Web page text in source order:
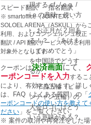
スピード翻訳 ・ 指名翻訳
※ smartoffice（JOINTEX）、
SOLOEL ARENA（ASKUL）から
利用、およびコンシェルジュ校正
翻訳 / API 翻訳サービスでのご利
対象外となります
クーポンは決済画面にて、
ーポンコードを入力するこ
により、有効となります。詳し
は、FAQ（よくある質問）の「
ーポンコードの使い方を教えて
ださい 」をご覧ください。
※ 案件の取消や再発注をした
現する cf. / e.g. /
i.e.の意味・使い方
お正月が 2 回あ
る！？ 「あけま
しておめでとう」
を中国語でどうす
るか
平昌五輪（ピョ
ンチャン五輪）の
大会ロゴにはどう
いう意味がある？